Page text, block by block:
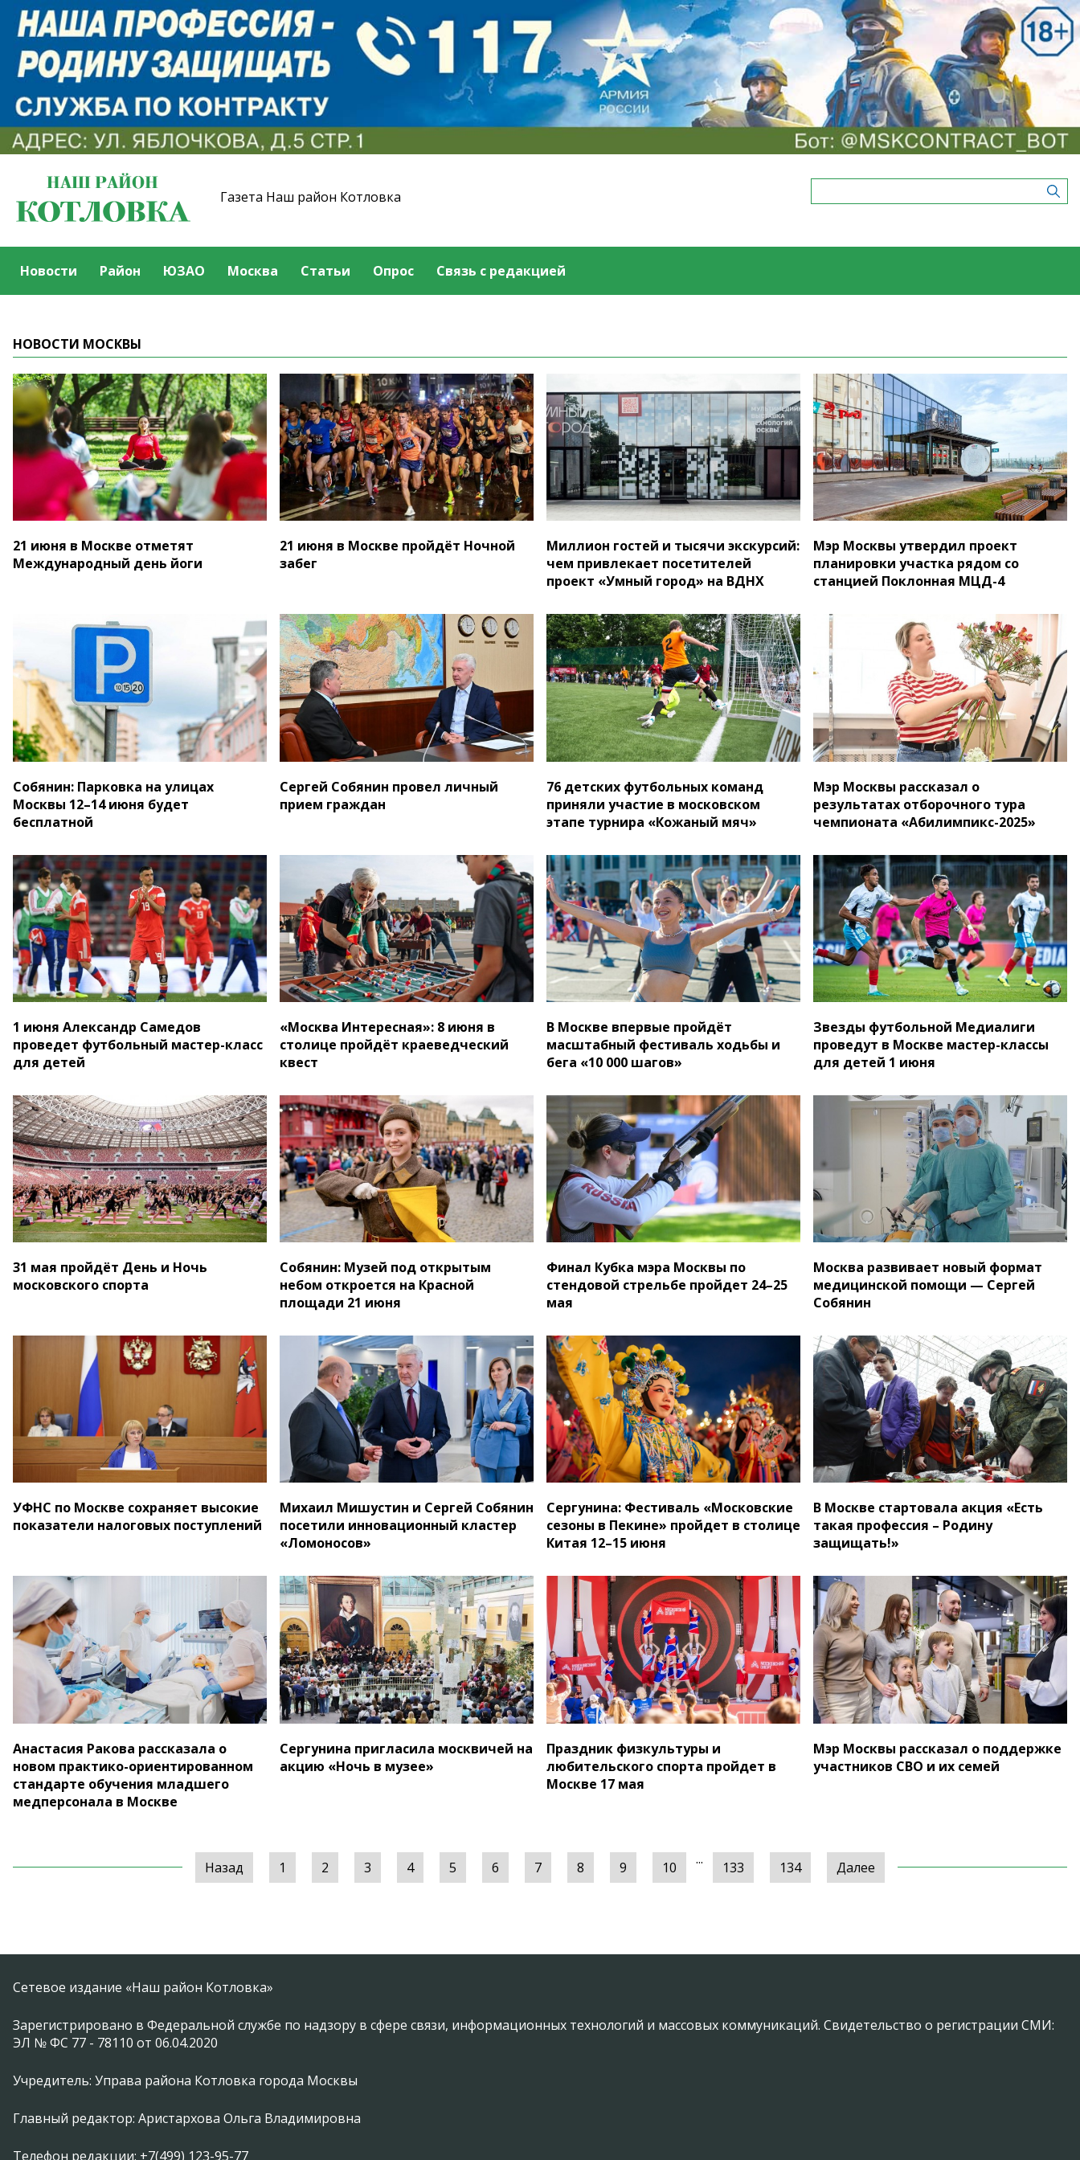
Газета Наш район Котловка
Новости Район ЮЗАО Москва Статьи Опрос Связь с редакцией
НОВОСТИ МОСКВЫ
21 июня в Москве отметят
Международный день йоги
21 июня в Москве пройдёт Ночной
забег
Миллион гостей и тысячи экскурсий:
чем привлекает посетителей
проект «Умный город» на ВДНХ
Мэр Москвы утвердил проект
планировки участка рядом со
станцией Поклонная МЦД-4
Собянин: Парковка на улицах
Москвы 12–14 июня будет
бесплатной
Сергей Собянин провел личный
прием граждан
76 детских футбольных команд
приняли участие в московском
этапе турнира «Кожаный мяч»
Мэр Москвы рассказал о
результатах отборочного тура
чемпионата «Абилимпикс-2025»
1 июня Александр Самедов
проведет футбольный мастер-класс
для детей
«Москва Интересная»: 8 июня в
столице пройдёт краеведческий
квест
В Москве впервые пройдёт
масштабный фестиваль ходьбы и
бега «10 000 шагов»
Звезды футбольной Медиалиги
проведут в Москве мастер-классы
для детей 1 июня
31 мая пройдёт День и Ночь
московского спорта
Собянин: Музей под открытым
небом откроется на Красной
площади 21 июня
Финал Кубка мэра Москвы по
стендовой стрельбе пройдет 24–25
мая
Москва развивает новый формат
медицинской помощи — Сергей
Собянин
УФНС по Москве сохраняет высокие
показатели налоговых поступлений
Михаил Мишустин и Сергей Собянин
посетили инновационный кластер
«Ломоносов»
Сергунина: Фестиваль «Московские
сезоны в Пекине» пройдет в столице
Китая 12–15 июня
В Москве стартовала акция «Есть
такая профессия – Родину
защищать!»
Анастасия Ракова рассказала о
новом практико-ориентированном
стандарте обучения младшего
медперсонала в Москве
Сергунина пригласила москвичей на
акцию «Ночь в музее»
Праздник физкультуры и
любительского спорта пройдет в
Москве 17 мая
Мэр Москвы рассказал о поддержке
участников СВО и их семей
Назад 1 2 3 4 5 6 7 8 9 10 ... 133 134 Далее
Сетевое издание «Наш район Котловка»
Зарегистрировано в Федеральной службе по надзору в сфере связи, информационных технологий и массовых коммуникаций. Свидетельство о регистрации СМИ:
ЭЛ № ФС 77 - 78110 от 06.04.2020
Учредитель: Управа района Котловка города Москвы
Главный редактор: Аристархова Ольга Владимировна
Телефон редакции: +7(499) 123-95-77